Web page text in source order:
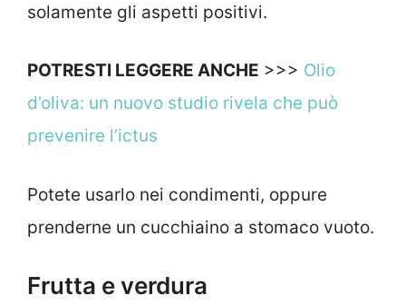
solamente gli aspetti positivi.
POTRESTI LEGGERE ANCHE >>> Olio
d’oliva: un nuovo studio rivela che può
prevenire l’ictus
Potete usarlo nei condimenti, oppure
prenderne un cucchiaino a stomaco vuoto.
Frutta e verdura